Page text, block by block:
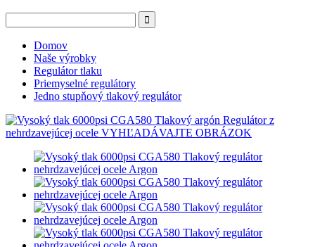
Domov
Naše výrobky
Regulátor tlaku
Priemyselné regulátory
Jedno stupňový tlakový regulátor